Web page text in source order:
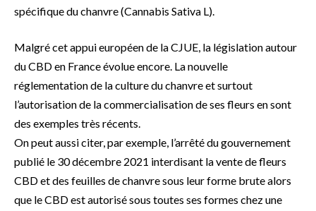
spécifique du chanvre (Cannabis Sativa L).
Malgré cet appui européen de la CJUE, la législation autour
du CBD en France évolue encore. La nouvelle
réglementation de la culture du chanvre et surtout
l’autorisation de la commercialisation de ses fleurs en sont
des exemples très récents.
On peut aussi citer, par exemple, l’arrêté du gouvernement
publié le 30 décembre 2021 interdisant la vente de fleurs
CBD et des feuilles de chanvre sous leur forme brute alors
que le CBD est autorisé sous toutes ses formes chez une